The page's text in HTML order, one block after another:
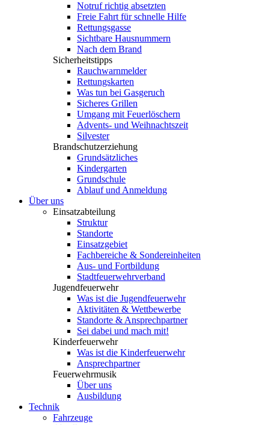
Notruf richtig absetzten
Freie Fahrt für schnelle Hilfe
Rettungsgasse
Sichtbare Hausnummern
Nach dem Brand
Sicherheitstipps
Rauchwarnmelder
Rettungskarten
Was tun bei Gasgeruch
Sicheres Grillen
Umgang mit Feuerlöschern
Advents- und Weihnachtszeit
Silvester
Brandschutzerziehung
Grundsätzliches
Kindergarten
Grundschule
Ablauf und Anmeldung
Über uns
Einsatzabteilung
Struktur
Standorte
Einsatzgebiet
Fachbereiche & Sondereinheiten
Aus- und Fortbildung
Stadtfeuerwehrverband
Jugendfeuerwehr
Was ist die Jugendfeuerwehr
Aktivitäten & Wettbewerbe
Standorte & Ansprechpartner
Sei dabei und mach mit!
Kinderfeuerwehr
Was ist die Kinderfeuerwehr
Ansprechpartner
Feuerwehrmusik
Über uns
Ausbildung
Technik
Fahrzeuge